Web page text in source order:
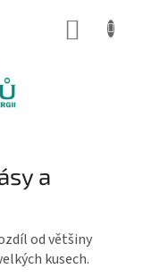
a
od většiny
kusech.